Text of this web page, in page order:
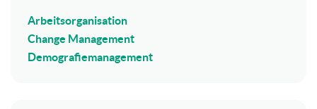
Arbeitsorganisation
Change Management
Demografiemanagement